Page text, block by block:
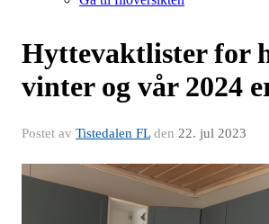
Hyttevaktlister for
vinter og vår 2024
Postet av Tistedalen FLden 22. jul 2023